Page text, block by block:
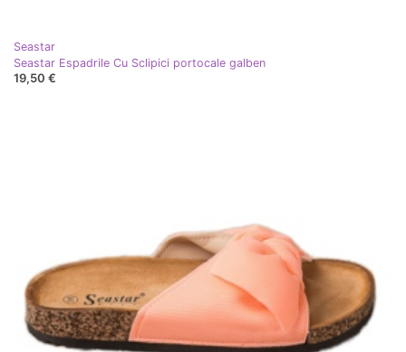
Seastar
Seastar Espadrile Cu Sclipici portocale galben
19,50 €